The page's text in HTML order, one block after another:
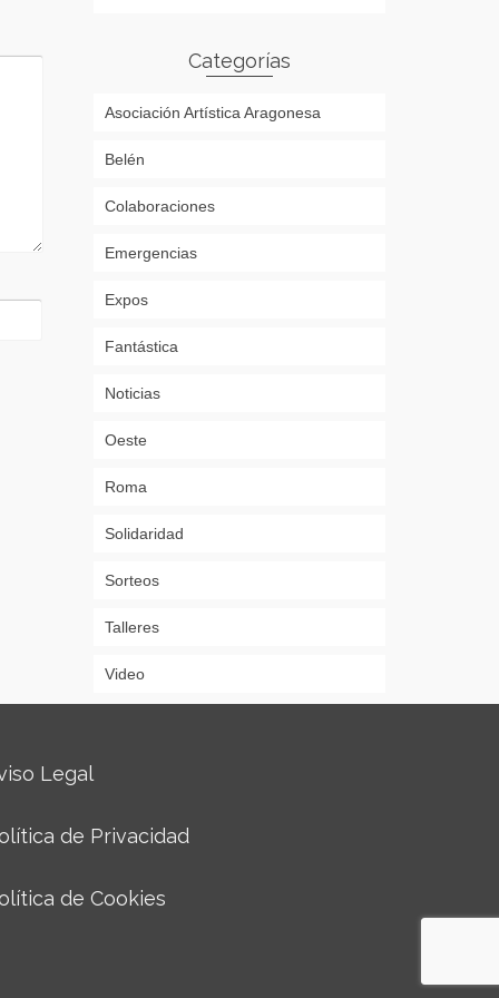
Categorías
Asociación Artística Aragonesa
Belén
Colaboraciones
Emergencias
Expos
Fantástica
Noticias
Oeste
Roma
Solidaridad
Sorteos
Talleres
Video
Legal
de Privacidad
de Cookies